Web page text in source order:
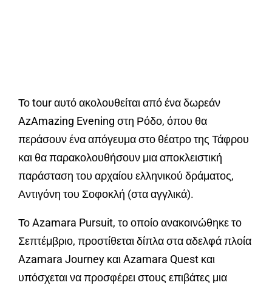
Το tour αυτό ακολουθείται από ένα δωρεάν
AzAmazing Evening στη Ρόδο, όπου θα
περάσουν ένα απόγευμα στο θέατρο της Τάφρου
και θα παρακολουθήσουν μια αποκλειστική
παράσταση του αρχαίου ελληνικού δράματος,
Αντιγόνη του Σοφοκλή (στα αγγλικά).
Το Azamara Pursuit, το οποίο ανακοινώθηκε το
Σεπτέμβριο, προστίθεται δίπλα στα αδελφά πλοία
Azamara Journey και Azamara Quest και
υπόσχεται να προσφέρει στους επιβάτες μια